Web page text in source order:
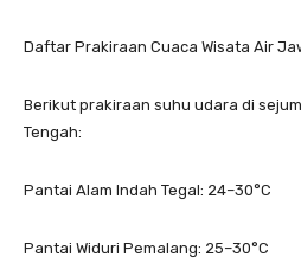
Daftar Prakiraan Cuaca Wisata Air
Berikut prakiraan suhu udara di
Tengah:
Pantai Alam Indah Tegal: 24–30°C
Pantai Widuri Pemalang: 25–30°C